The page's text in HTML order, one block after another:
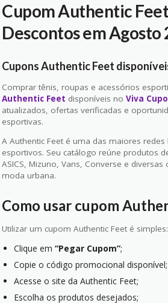
Cupom Authentic
Descontos em Agosto
Cupons Authentic Feet
Comprar tênis, roupas e acessórios
Authentic Feet disponíveis no Viva
atualizados, ofertas verificadas e
esportivas.
A Authentic Feet é uma das maiores
esportivos. Seu catálogo reúne produtos
ASICS, Mizuno, Vans, Converse e
moda urbana.
Como usar cupom
Utilizar um cupom Authentic Feet é simples:
Clique em “Pegar Cupom”;
Copie o código promocional disponível;
Acesse o site da Authentic Feet;
Escolha os produtos desejados;